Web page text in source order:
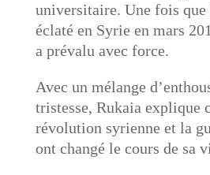
universitaire. Une fois
éclaté en Syrie en mars
a prévalu avec force.
Avec un mélange
tristesse, Rukaia explique
révolution syrienne et la
ont changé le cours de sa